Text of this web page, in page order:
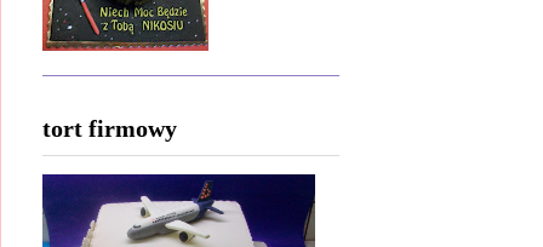
tort firmowy